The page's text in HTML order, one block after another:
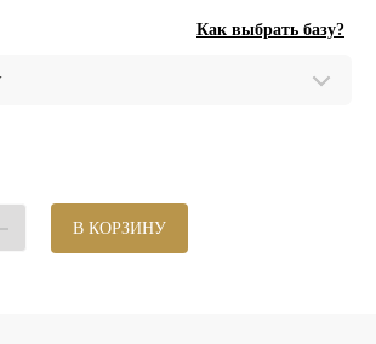
Как выбрать базу?
В КОРЗИНУ